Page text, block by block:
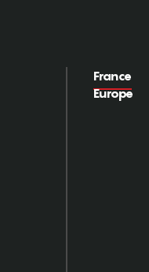
France
Europe